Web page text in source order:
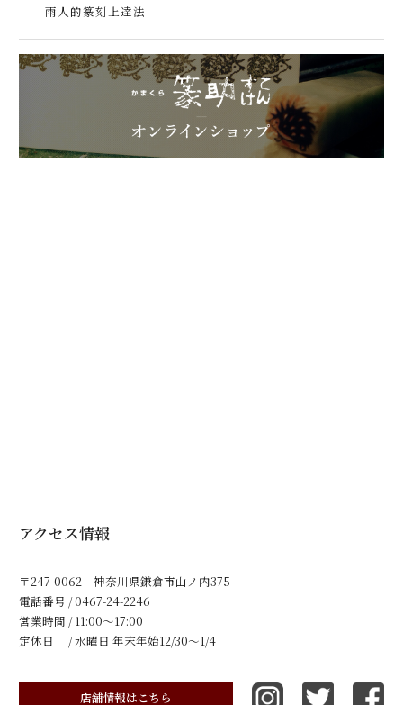
雨人的篆刻上達法
アクセス情報
〒247-0062 神奈川県鎌倉市山ノ内375
電話番号 / 0467-24-2246
営業時間 / 11:00～17:00
定休日 / 水曜日 年末年始12/30〜1/4
店舗情報はこちら